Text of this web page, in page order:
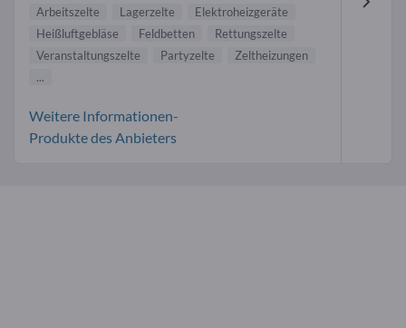
Arbeitszelte Lagerzelte
Elektroheizgeräte
Heißluftgebläse
Feldbetten
Rettungszelte
Veranstaltungszelte
Partyzelte
Zeltheizungen
...
Weitere Informationen-
Produkte des Anbieters